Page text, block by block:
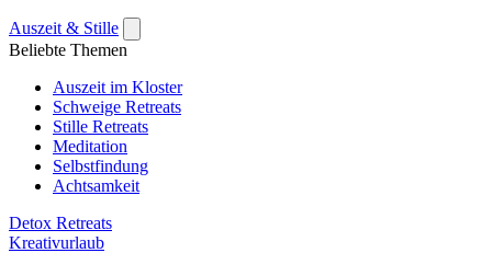
Auszeit & Stille
Beliebte Themen
Auszeit im Kloster
Schweige Retreats
Stille Retreats
Meditation
Selbstfindung
Achtsamkeit
Detox Retreats
Kreativurlaub